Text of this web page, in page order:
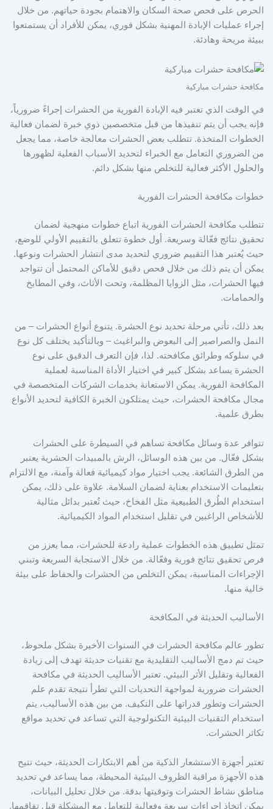
الحرص على فحص صحة السكان والاهتمام بجودة حياتهم. من خلال
إجراء عمليات الإبادة المهنية بشكل فوري، يمكن للأفراد أن يستمتعوا
ببيئة مريحة وهادئة.
مكافحة حشرات مباركية
في الوقت الذي تعتبر فيه الإبادة الفورية من الحشرات إجراءً ضرورياً،
فإنه يجب أن يتم تنفيذها من قبل متخصصين ذوي خبرة لضمان فعالية
الخطوات المتخذة. تتطلب بعض الحشرات معالجة خاصة، مما يجعل
من الضروري التعامل مع الخبراء لتحديد الأسباب الفعلية لظهورها
والحلول الأكثر فعالية للتخلص منها بشكل دائم.
خطوات مكافحة الحشرات الفورية
تتطلب مكافحة الحشرات الفورية اتباع خطوات منهجية لضمان
تحقيق نتائج فعّالة وسريعة. أول خطوة تتعلق بالتقييم الأولي للوضع،
حيث يُعتبر هذا التقييم ضروري لتحديد مدى انتشار الحشرات ونوعها.
يمكن أن يتم ذلك من خلال فحص دقيق للأماكن المحتمل أن تتواجد
فيها الحشرات، مثل الزوايا المظلمة، وتحت الأثاث، وفي المطابخ
والحمامات.
بعد ذلك، تأتي مرحلة تحديد نوع الحشرة. يتنوع أنواع الحشرات – من
النمل والصراصير إلى البعوض والبراغيث – وبالتأكيد يختلف كل نوع
في سلوكه وطرائق مكافحته. لذا، فإن التعرف الدقيق على نوع
الحشرة يساعد بشكل كبير في اختيار الأداة المناسبة لعملية
المكافحة الفورية. يمكن الاستعانة بخدمات الشركات المتخصصة في
مجال مكافحة الحشرات، حيث يمتلكون الخبرة الكافية لتحديد الأنواع
بطرق علمية.
تتوافر عدة وسائل مكافحة تساهم في السيطرة على الحشرات
بشكل فعّال. من بين هذه الوسائل، الرش بالمبيدات الحشرية يعتبر
من الطرق الشائعة. يجب اختيار مواد كيميائية فعالة وآمنة، مع الالتزام
بتعليمات الاستخدام بعناية لضمان السلامة. علاوة على ذلك، يمكن
استخدام الطُرق الطبيعية مثل الفخاخ، حيث تُعتبر بدائل مثالية
للأشخاص الراغبين في تقليل استخدام المواد الكيميائية.
تمثل تطبيق هذه الخطوات عملية رادعة للحشرات، مما يعزز من
فرص تحقيق نتائج فورية وفعّالة. من خلال الاستجابة السريعة وتبني
الإجراءات المناسبة، يمكن التخلص من الحشرات والحفاظ على بيئة
خالية منها.
الأساليب الحديثة في المكافحة
تطور عالم مكافحة الحشرات في السنوات الأخيرة بشكل ملحوظ،
حيث تم دمج الأساليب التقليدية مع تقنيات حديثة تهدف إلى زيادة
الفعالية وتقليل الأثر البيئي. تعتبر الأساليب الحديثة في مكافحة
الحشرات ضرورية لمواجهة التحديات التي تطرأ نتيجة تقدم علم
الحشرات وتطور قدراتها على التكيف. من بين هذه الأساليب، يتم
استخدام التقنيات البيئية التكنولوجية التي تساعد في تحديد مواقع
تكاثر الحشرات.
تعتبر أجهزة الاستشعار الذكية من أهم الابتكارات الحديثة، حيث تتيح
هذه الأجهزة مراقبة الظروف البيئية المحيطة، مما يساعد في تحديد
مناطق نشاط الحشرات وتوقيتها بدقة. من خلال تحليل البيانات،
يمكن اتخاذ إجراءات سريعة وفعالية للتعامل مع المشكلة قبل تفاقمها.